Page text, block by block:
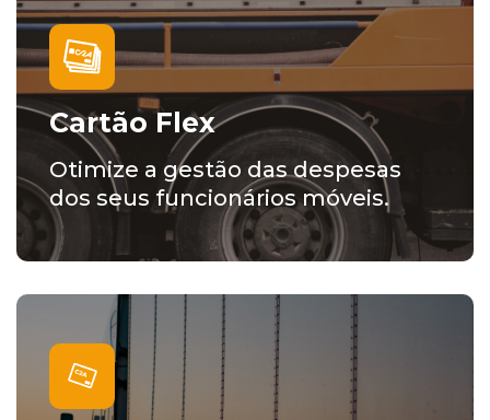
Cartão Flex
Otimize a gestão das despesas
dos seus funcionários móveis.